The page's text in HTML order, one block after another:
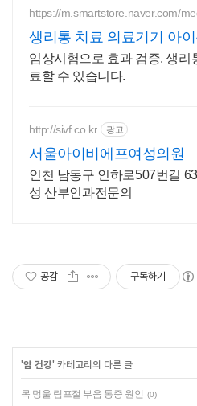
https://m.smartstore.naver.com/
생리통 치료 의료기기 아
임상시험으로 효과 검증. 생리
료할 수 있습니다.
http://sivf.co.kr 광고
서울아이비에프여성의원
인천 남동구 인하로507번길
성 산부인과전문의
공감 구독하기
'암 건강' 카테고리의 다른 글
목 멍울 림프절 부음 통증 원인 (0)